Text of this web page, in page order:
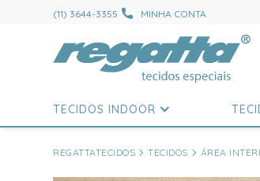
(11) 3644-3355 MINHA CONTA
TECIDOS INDOOR
REGATTATECIDOS TECIDOS ÁREA